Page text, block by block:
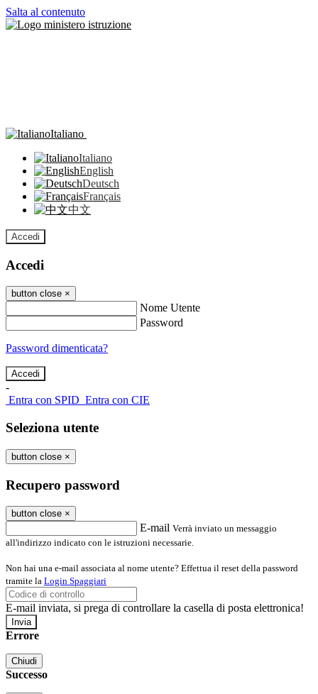
Salta al contenuto
Italiano
Italiano
English
Deutsch
Français
中文
Accedi
Accedi
button close ×
Nome Utente
Password
Password dimenticata?
-
Entra con SPID Entra con CIE
Seleziona utente
button close ×
Recupero password
button close ×
E-mail Verrà inviato un messaggio
all'indirizzo indicato con le istruzioni necessarie.
Non hai una e-mail associata al nome utente? Effettua il reset della password
tramite la Login Spaggiari
E-mail inviata, si prega di controllare la casella di posta elettronica!
Errore
Chiudi
Successo